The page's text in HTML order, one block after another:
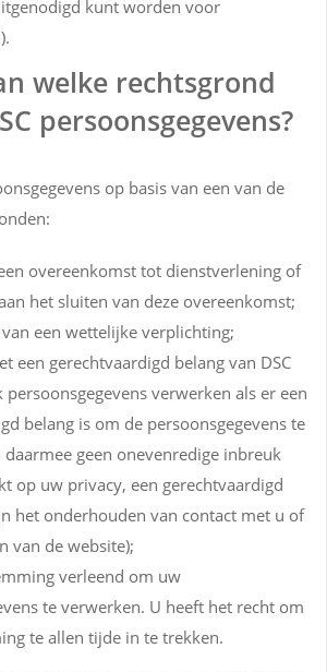
kunt worden voor
welke rechtsgrond
persoonsgegevens?
op basis van een van de
overeenkomst tot dienstverlening of
het sluiten van deze overeenkomst;
een wettelijke verplichting;
een gerechtvaardigd belang van DSC
persoonsgegevens verwerken als er een
belang is om de persoonsgegevens te
geen onevenredige inbreuk
op uw privacy, een gerechtvaardigd
het onderhouden van contact met u of
van de website);
verleend om uw
te verwerken. U heeft het recht om
te allen tijde in te trekken.